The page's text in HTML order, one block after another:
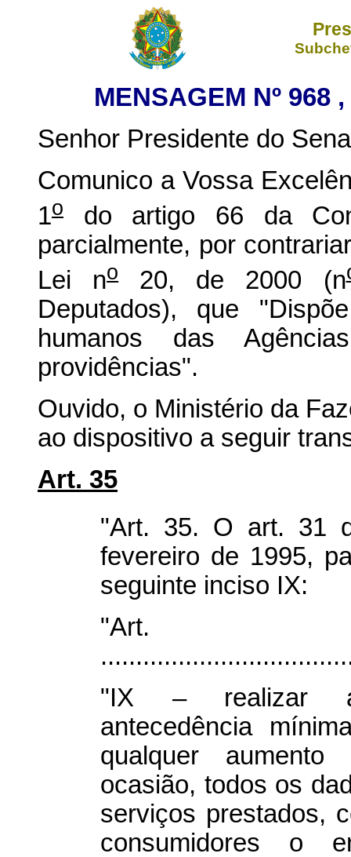
MENSAGEM Nº 968
Senhor Presidente do
Comunico a Vossa
1o
do artigo 66 da
parcialmente, por
Lei no20, de 2000 (n
Deputados), que
humanos das
providências".
Ouvido, o Ministério da
ao dispositivo a seguir
Art. 35
"Art. 35. O art. 31
fevereiro de 1995,
seguinte inciso IX:
"IX – realizar
antecedência
qualquer
ocasião, todos os
serviços prestados,
consumidores o